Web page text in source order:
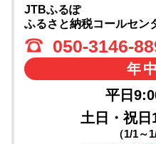
JTBふるぽ
ふるさと納税コールセン
050-3146-
年
平日
土日・祝
（1/1～